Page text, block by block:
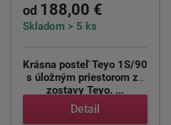
od 188,00 €
Skladom > 5 ks
Krásna posteľ Teyo 1S/90
s úložným priestorom zo
zostavy Teyo. ...
Detail